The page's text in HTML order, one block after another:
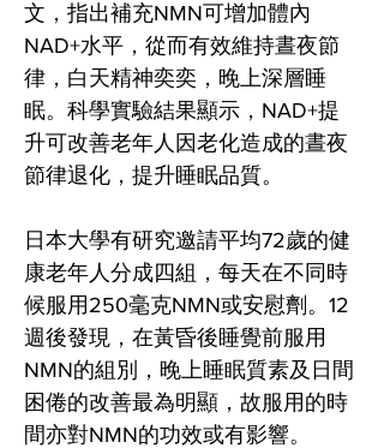
文，指出補充NMN可增加體內
NAD+水平，從而有效維持晝夜節
律，白天精神奕奕，晚上深層睡
眠。科學實驗結果顯示，NAD+提
升可改善老年人因老化造成的晝夜
節律退化，提升睡眠品質。
日本大學有研究邀請平均72歲的健
康老年人分成四組，每天在不同時
候服用250毫克NMN或安慰劑。12
週後發現，在黃昏後睡覺前服用
NMN的組別，晚上睡眠質素及日間
困倦的改善最為明顯，故服用的時
間亦對NMN的功效或有影響。